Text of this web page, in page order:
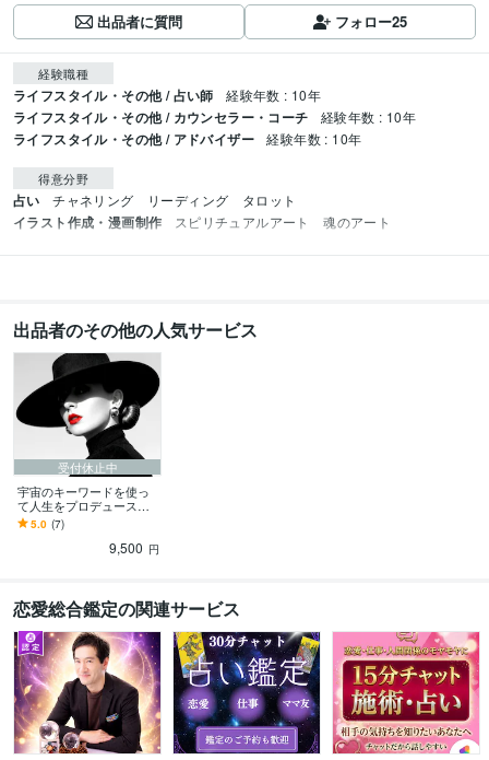
出品者に質問 フォロー25
経験職種
ライフスタイル・その他 / 占い師 経験年数 : 10年
ライフスタイル・その他 / カウンセラー・コーチ 経験年数 : 10年
ライフスタイル・その他 / アドバイザー 経験年数 : 10年
得意分野
占い チャネリング　リーディング　タロット
イラスト作成・漫画制作 スピリチュアルアート　魂のアート
出品者のその他の人気サービス
受付休止中
宇宙のキーワードを使っ
て人生をプロデュースし
ます 貴方はこの地球に何
をしに来たの？
5.0 (7)
9,500 円
恋愛総合鑑定の関連サービス